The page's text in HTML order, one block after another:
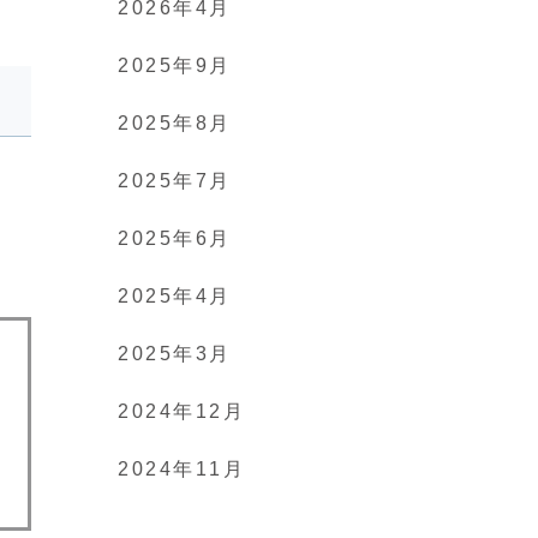
2026年4月
2025年9月
2025年8月
2025年7月
2025年6月
2025年4月
2025年3月
2024年12月
2024年11月